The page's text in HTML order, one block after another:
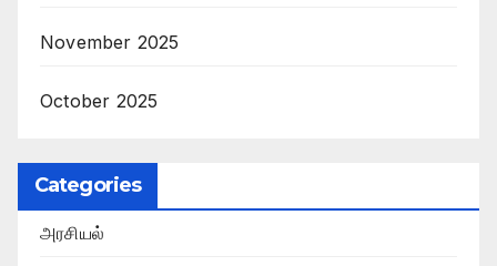
November 2025
October 2025
Categories
அரசியல்